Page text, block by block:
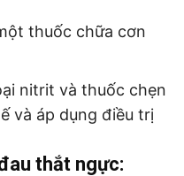
thuốc chữa cơn
nitrit và thuốc chẹn
và áp dụng điều trị
thắt ngực: